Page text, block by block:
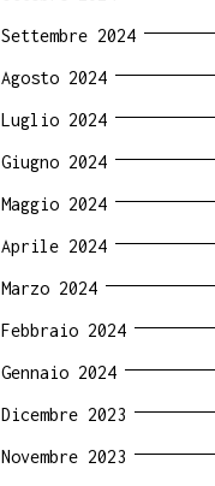
Settembre 2024
Agosto 2024
Luglio 2024
Giugno 2024
Maggio 2024
Aprile 2024
Marzo 2024
Febbraio 2024
Gennaio 2024
Dicembre 2023
Novembre 2023